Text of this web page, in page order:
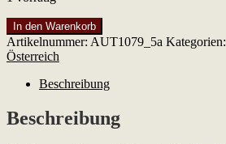
Hirtzberger,
Franz
Hochrain
Smaragd
Menge
In den Warenkorb
Artikelnummer: AUT1079_5a Kategorien:
Österreich
Beschreibung
Beschreibung